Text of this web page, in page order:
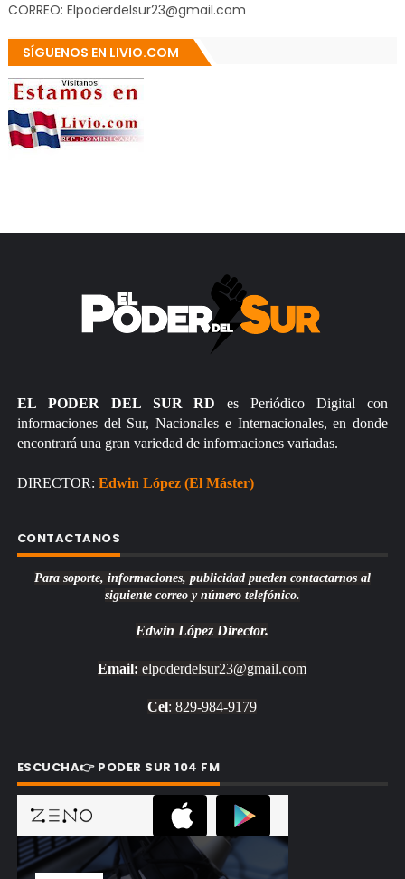
CORREO: Elpoderdelsur23@gmail.com
SÍGUENOS EN LIVIO.COM
EL PODER DEL SUR RD es Periódico Digital con
informaciones del Sur, Nacionales e Internacionales, en donde
encontrará una gran variedad de informaciones variadas.
DIRECTOR: Edwin López (El Máster)
CONTACTANOS
Para soporte, informaciones, publicidad pueden contactarnos al
siguiente correo y número telefónico.
Edwin López Director.
Email: elpoderdelsur23@gmail.com
Cel: 829-984-9179
ESCUCHA👉 PODER SUR 104 FM